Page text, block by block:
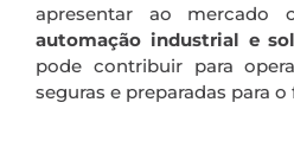
apresentar ao mercado
automação industrial e
pode contribuir para
seguras e preparadas para